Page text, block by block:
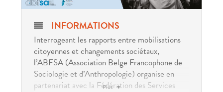
Plus
INFORMATIONS
Interrogeant les rapports entre mobilisations
citoyennes et changements sociétaux,
l’ABFSA (Association Belge Francophone de
Sociologie et d’Anthropologie) organise en
partenariat avec la Fédération des Services